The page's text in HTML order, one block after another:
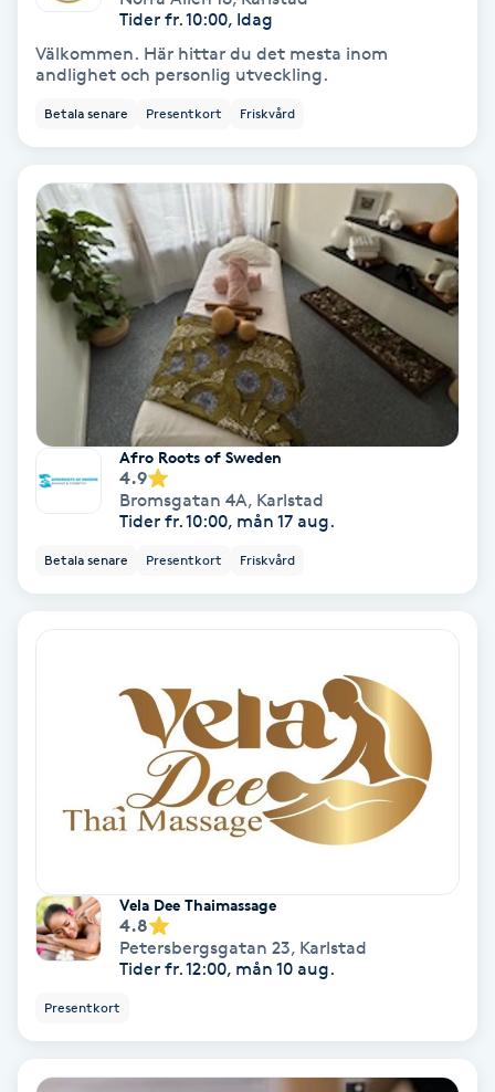
HIFU
Hollywood Peel
Hot Stone Massage
Hot yoga
Hudföryngring
Huduppstramning
Hudvård
Hyaluronsyra
Hyperhidros
Hårbottenbehandling
Hårförlängning
Hälsa
Idrottsmassage
Tider fr. 10:00, Idag
Välkommen. Här hittar du det mesta inom
andlighet och personlig utveckling.
Betala senare Presentkort Friskvård
Afro Roots of Sweden
4.9
Bromsgatan 4A, Karlstad
Tider fr. 10:00, mån 17 aug.
Betala senare Presentkort Friskvård
Vela Dee Thaimassage
4.8
Petersbergsgatan 23, Karlstad
Tider fr. 12:00, mån 10 aug.
Presentkort